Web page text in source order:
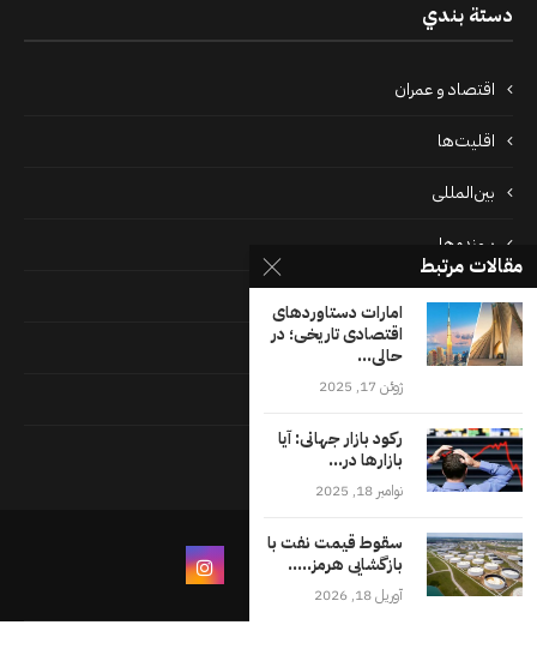
دستة بندي
اقتصاد و عمران
اقلیت‌ها
بین‌المللی
پرونده‌ها
جامعه
دسته بندی نشده
فرهنگ
مقالات مرتبط
امارات دستاوردهای
اقتصادی تاریخی؛ در
حالی...
ژوئن 17, 2025
رکود بازار جهانی: آیا
بازارها در...
نوامبر 18, 2025
سقوط قیمت نفت با
بازگشایی هرمز.....
آوریل 18, 2026